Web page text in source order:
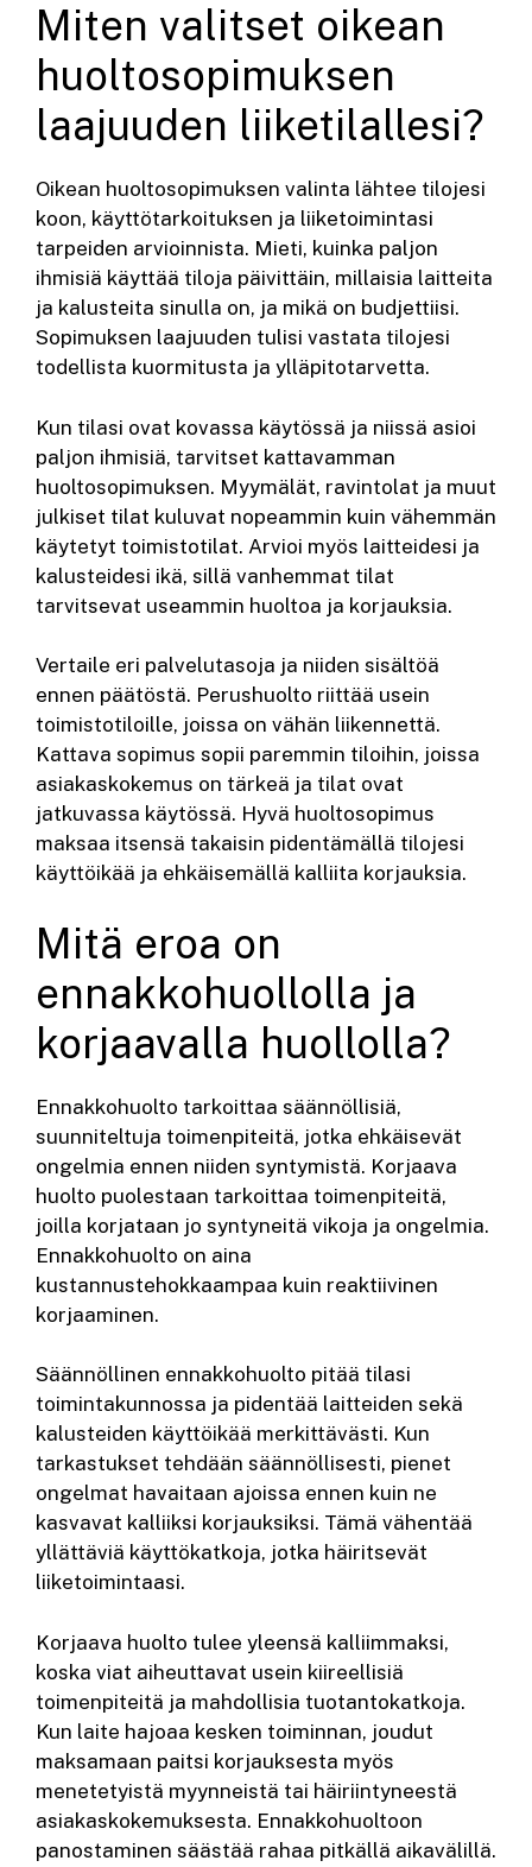
Miten valitset oikean
huoltosopimuksen
laajuuden liiketilallesi?
Oikean huoltosopimuksen valinta lähtee tilojesi
koon, käyttötarkoituksen ja liiketoimintasi
tarpeiden arvioinnista. Mieti, kuinka paljon
ihmisiä käyttää tiloja päivittäin, millaisia laitteita
ja kalusteita sinulla on, ja mikä on budjettiisi.
Sopimuksen laajuuden tulisi vastata tilojesi
todellista kuormitusta ja ylläpitotarvetta.
Kun tilasi ovat kovassa käytössä ja niissä asioi
paljon ihmisiä, tarvitset kattavamman
huoltosopimuksen. Myymälät, ravintolat ja muut
julkiset tilat kuluvat nopeammin kuin vähemmän
käytetyt toimistotilat. Arvioi myös laitteidesi ja
kalusteidesi ikä, sillä vanhemmat tilat
tarvitsevat useammin huoltoa ja korjauksia.
Vertaile eri palvelutasoja ja niiden sisältöä
ennen päätöstä. Perushuolto riittää usein
toimistotiloille, joissa on vähän liikennettä.
Kattava sopimus sopii paremmin tiloihin, joissa
asiakaskokemus on tärkeä ja tilat ovat
jatkuvassa käytössä. Hyvä huoltosopimus
maksaa itsensä takaisin pidentämällä tilojesi
käyttöikää ja ehkäisemällä kalliita korjauksia.
Mitä eroa on
ennakkohuollolla ja
korjaavalla huollolla?
Ennakkohuolto tarkoittaa säännöllisiä,
suunniteltuja toimenpiteitä, jotka ehkäisevät
ongelmia ennen niiden syntymistä. Korjaava
huolto puolestaan tarkoittaa toimenpiteitä,
joilla korjataan jo syntyneitä vikoja ja ongelmia.
Ennakkohuolto on aina
kustannustehokkaampaa kuin reaktiivinen
korjaaminen.
Säännöllinen ennakkohuolto pitää tilasi
toimintakunnossa ja pidentää laitteiden sekä
kalusteiden käyttöikää merkittävästi. Kun
tarkastukset tehdään säännöllisesti, pienet
ongelmat havaitaan ajoissa ennen kuin ne
kasvavat kalliiksi korjauksiksi. Tämä vähentää
yllättäviä käyttökatkoja, jotka häiritsevät
liiketoimintaasi.
Korjaava huolto tulee yleensä kalliimmaksi,
koska viat aiheuttavat usein kiireellisiä
toimenpiteitä ja mahdollisia tuotantokatkoja.
Kun laite hajoaa kesken toiminnan, joudut
maksamaan paitsi korjauksesta myös
menetetyistä myynneistä tai häiriintyneestä
asiakaskokemuksesta. Ennakkohuoltoon
panostaminen säästää rahaa pitkällä aikavälillä.